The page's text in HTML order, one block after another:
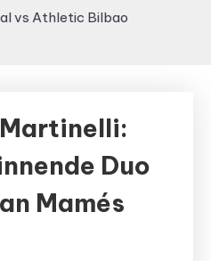
vs Athletic Bilbao
Duo
Mamés